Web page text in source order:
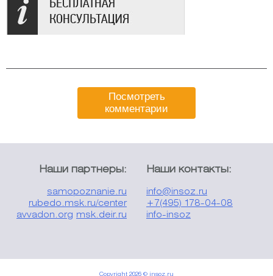
Посмотреть
комментарии
Наши партнеры:
samopoznanie.ru
rubedo.msk.ru/center
avvadon.org msk.deir.ru
Наши контакты:
info@insoz.ru
+7(495) 178-04-08
info-insoz
Copyright 2026 © insoz.ru